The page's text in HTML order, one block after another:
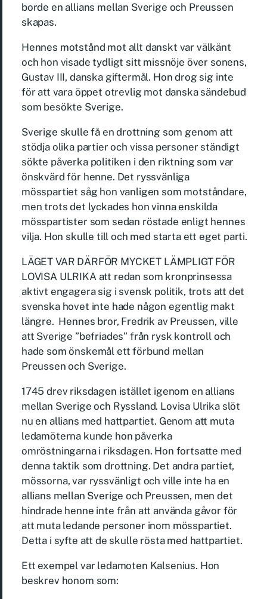
borde en allians mellan Sverige och Preussen
skapas.
Hennes motstånd mot allt danskt var välkänt
och hon visade tydligt sitt missnöje över sonens,
Gustav III, danska giftermål. Hon drog sig inte
för att vara öppet otrevlig mot danska sändebud
som besökte Sverige.
Sverige skulle få en drottning som genom att
stödja olika partier och vissa personer ständigt
sökte påverka politiken i den riktning som var
önskvärd för henne. Det ryssvänliga
mösspartiet såg hon vanligen som motståndare,
men trots det lyckades hon vinna enskilda
mösspartister som sedan röstade enligt hennes
vilja. Hon skulle till och med starta ett eget parti.
LÄGET VAR DÄRFÖR MYCKET LÄMPLIGT FÖR
LOVISA ULRIKA att redan som kronprinsessa
aktivt engagera sig i svensk politik, trots att det
svenska hovet inte hade någon egentlig makt
längre. Hennes bror, Fredrik av Preussen, ville
att Sverige ”befriades” från rysk kontroll och
hade som önskemål ett förbund mellan
Preussen och Sverige.
1745 drev riksdagen istället igenom en allians
mellan Sverige och Ryssland. Lovisa Ulrika slöt
nu en allians med hattpartiet. Genom att muta
ledamöterna kunde hon påverka
omröstningarna i riksdagen. Hon fortsatte med
denna taktik som drottning. Det andra partiet,
mössorna, var ryssvänligt och ville inte ha en
allians mellan Sverige och Preussen, men det
hindrade henne inte från att använda gåvor för
att muta ledande personer inom mösspartiet.
Detta i syfte att de skulle rösta med hattpartiet.
Ett exempel var ledamoten Kalsenius. Hon
beskrev honom som: